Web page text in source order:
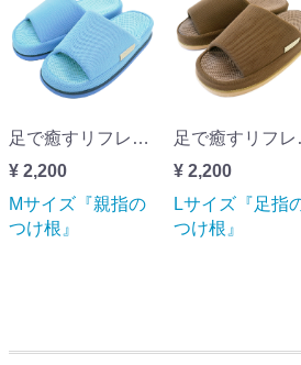
足で癒すリフレクソロジー refreリフレライトブルーMサイズ『親指のつけ根』
¥ 2,200
Mサイズ『親指の
つけ根』
足で癒す
¥ 2,200
Lサイズ『足指
つけ根』